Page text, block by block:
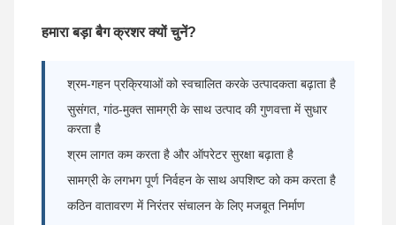
हमारा बड़ा बैग क्रशर क्यों चुनें?
श्रम-गहन प्रक्रियाओं को स्वचालित करके उत्पादकता बढ़ाता है
सुसंगत, गांठ-मुक्त सामग्री के साथ उत्पाद की गुणवत्ता में सुधार
करता है
श्रम लागत कम करता है और ऑपरेटर सुरक्षा बढ़ाता है
सामग्री के लगभग पूर्ण निर्वहन के साथ अपशिष्ट को कम करता है
कठिन वातावरण में निरंतर संचालन के लिए मजबूत निर्माण